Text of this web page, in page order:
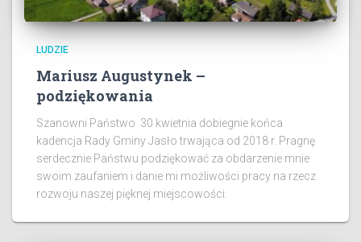
LUDZIE
Mariusz Augustynek –
podziękowania
Szanowni Państwo 30 kwietnia dobiegnie końca
kadencja Rady Gminy Jasło trwająca od 2018 r. Pragnę
serdecznie Państwu podziękować za obdarzenie mnie
swoim zaufaniem i danie mi możliwości pracy na rzecz
rozwoju naszej pięknej miejscowości.